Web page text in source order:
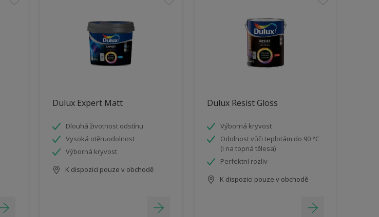
Dulux Expert Matt
Dlouhá životnost odstínu
Vysoká otěruodolnost
Výborná kryvost
K dispozici pouze v obchodě
Dulux Resist Gloss
Výborná kryvost
Odolnost vůči teplotám do 90 °C
(i na topná tělesa)
Perfektní rozliv
K dispozici pouze v obchodě